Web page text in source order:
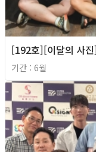
[192호][이달의 사
기간 : 6월